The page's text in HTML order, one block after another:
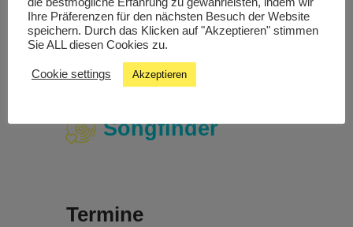
Livestream
Studiochat
Songfinder
Termine
Ihre Präferenzen für den nächsten Besuch der Website
speichern. Durch das Klicken auf "Akzeptieren" stimmen
Sie ALL diesen Cookies zu.
Cookie settings Akzeptieren